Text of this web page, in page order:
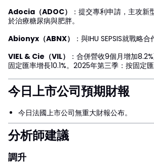
Adocia（ADOC）
：提交專利申請，主攻新
於治療糖尿病與肥胖。
Abionyx（ABNX）
：與IHU SEPSIS就戰略
VIEL & Cie（VIL）
：合併營收9個月增加
固定匯率增長10.1%。2025年第三季：按固定匯
今日上市公司預期財報
今日法國上市公司無重大財報公布。
分析師建議
調升